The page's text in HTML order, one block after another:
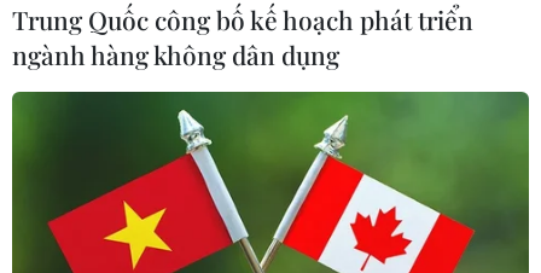
Trung Quốc công bố kế hoạch phát triển
ngành hàng không dân dụng